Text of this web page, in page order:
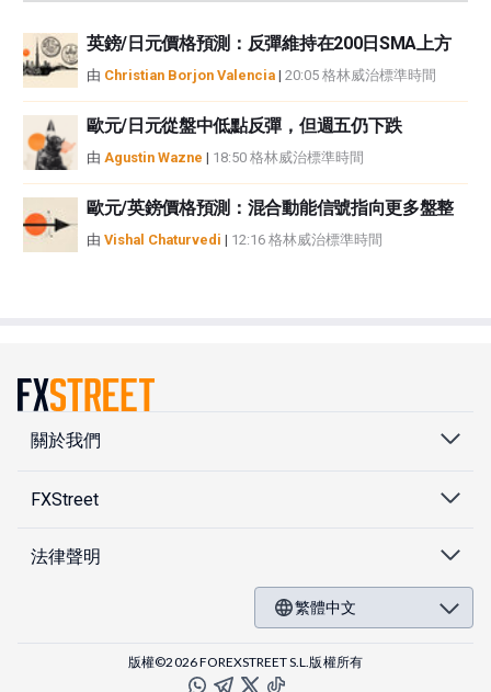
英鎊/日元價格預測：反彈維持在200日SMA上方
由 Christian Borjon Valencia | 20:05 格林威治標準時間
歐元/日元從盤中低點反彈，但週五仍下跌
由 Agustin Wazne | 18:50 格林威治標準時間
歐元/英鎊價格預測：混合動能信號指向更多盤整
由 Vishal Chaturvedi | 12:16 格林威治標準時間
關於我們
FXStreet
法律聲明
繁體中文
版權©2026 FOREXSTREET S.L.版權所有